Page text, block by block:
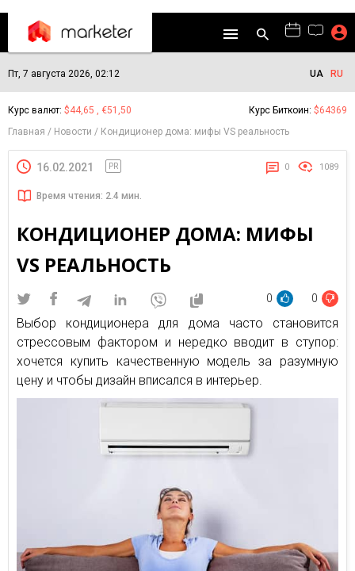
Пт, 7 августа 2026, 02:12 UA RU
Курс валют: $44,65 , €51,50 Курс Биткоин: $64369
Главная
Новости Кондиционер дома: мифы VS реальность
16.02.2021 PR 0 1089
Время чтения: 2.4 мин.
КОНДИЦИОНЕР ДОМА: МИФЫ
VS РЕАЛЬНОСТЬ
0 0
Выбор кондиционера для дома часто становится
стрессовым фактором и нередко вводит в ступор:
хочется купить качественную модель за разумную
цену и чтобы дизайн вписался в интерьер.